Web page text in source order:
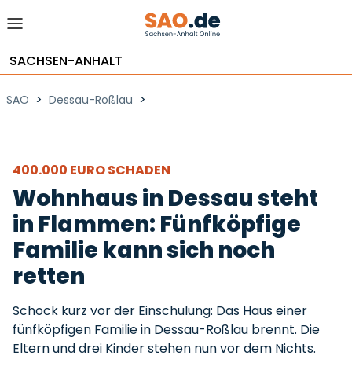
SACHSEN-ANHALT
SAO > Dessau-Roßlau >
400.000 EURO SCHADEN
Wohnhaus in Dessau steht
in Flammen: Fünfköpfige
Familie kann sich noch
retten
Schock kurz vor der Einschulung: Das Haus einer
fünfköpfigen Familie in Dessau-Roßlau brennt. Die
Eltern und drei Kinder stehen nun vor dem Nichts.